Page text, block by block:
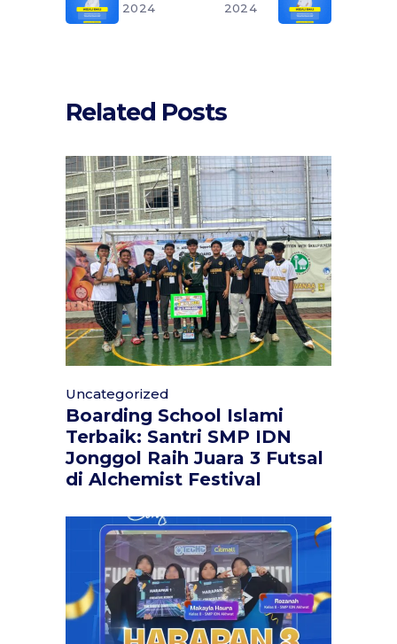
2024
2024
Related Posts
Uncategorized
Boarding School Islami
Terbaik: Santri SMP IDN
Jonggol Raih Juara 3 Futsal
di Alchemist Festival